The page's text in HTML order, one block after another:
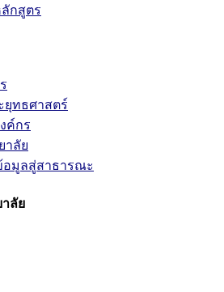
กสูตร
ยุทธศาสตร์
ค์กร
าลัย
อมูลสู่สาธารณะ
ลัย